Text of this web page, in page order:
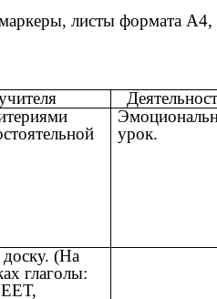
листы формата А4,
урок.
(На
глаголы: